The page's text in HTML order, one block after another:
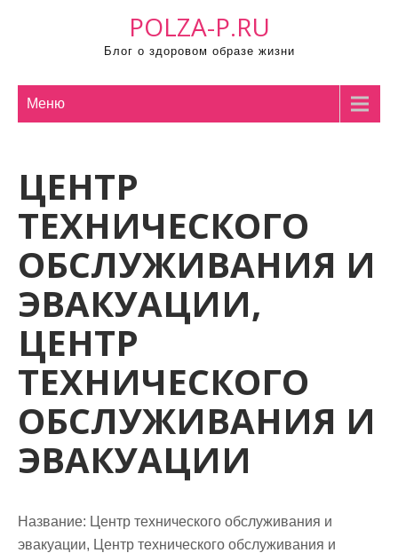
POLZA-P.RU
Блог о здоровом образе жизни
Меню
ЦЕНТР
ТЕХНИЧЕСКОГО
ОБСЛУЖИВАНИЯ И
ЭВАКУАЦИИ,
ЦЕНТР
ТЕХНИЧЕСКОГО
ОБСЛУЖИВАНИЯ И
ЭВАКУАЦИИ
Название: Центр технического обслуживания и
эвакуации, Центр технического обслуживания и